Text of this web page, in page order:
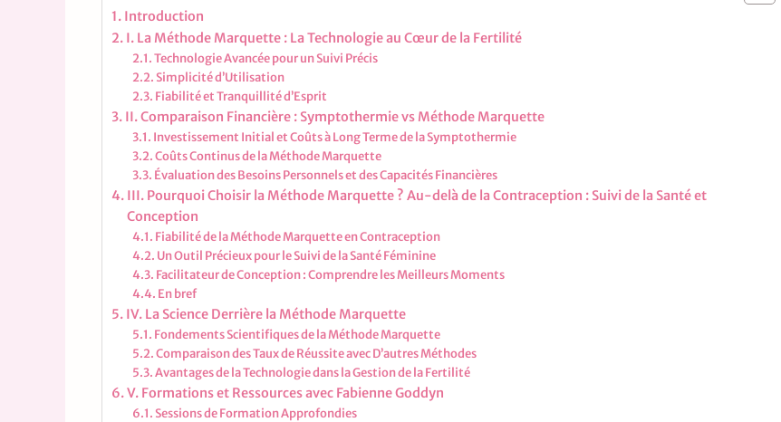
Introduction
I. La Méthode Marquette : La Technologie au Cœur de la Fertilité
Technologie Avancée pour un Suivi Précis
Simplicité d’Utilisation
Fiabilité et Tranquillité d’Esprit
II. Comparaison Financière : Symptothermie vs Méthode Marquette
Investissement Initial et Coûts à Long Terme de la Symptothermie
Coûts Continus de la Méthode Marquette
Évaluation des Besoins Personnels et des Capacités Financières
III. Pourquoi Choisir la Méthode Marquette ? Au-delà de la Contraception : Suivi de la Santé et
Conception
Fiabilité de la Méthode Marquette en Contraception
Un Outil Précieux pour le Suivi de la Santé Féminine
Facilitateur de Conception : Comprendre les Meilleurs Moments
En bref
IV. La Science Derrière la Méthode Marquette
Fondements Scientifiques de la Méthode Marquette
Comparaison des Taux de Réussite avec D’autres Méthodes
Avantages de la Technologie dans la Gestion de la Fertilité
V. Formations et Ressources avec Fabienne Goddyn
Sessions de Formation Approfondies